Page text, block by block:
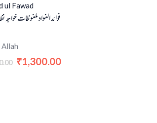
ul Fawad
فوائد الفواد ملفوظات خواجہ
₹1,300.00